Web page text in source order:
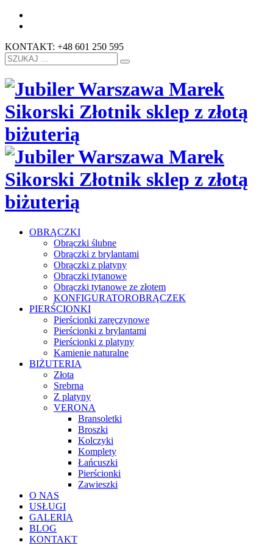
KONTAKT: +48 601 250 595
OBRĄCZKI
Obrączki ślubne
Obrączki z brylantami
Obrączki z platyny
Obrączki tytanowe
Obrączki tytanowe ze złotem
KONFIGURATOROBRĄCZEK
PIERŚCIONKI
Pierścionki zaręczynowe
Pierścionki z brylantami
Pierścionki z platyny
Kamienie naturalne
BIŻUTERIA
Złota
Srebrna
Z platyny
VERONA
Bransoletki
Broszki
Kolczyki
Komplety
Łańcuszki
Pierścionki
Zawieszki
O NAS
USŁUGI
GALERIA
BLOG
KONTAKT